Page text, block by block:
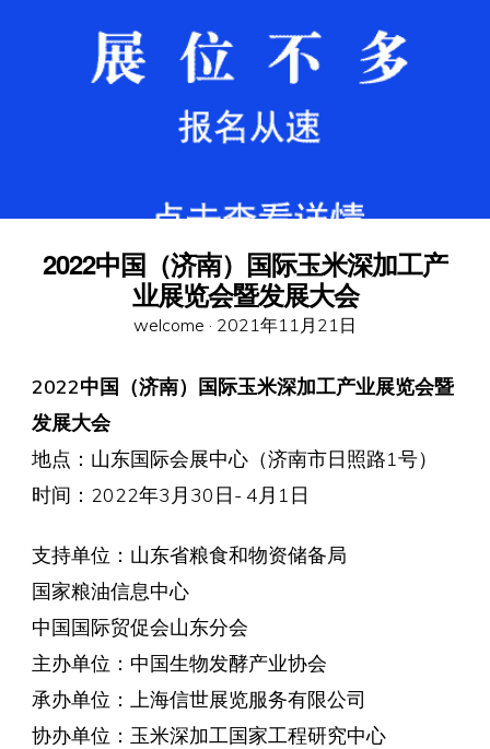
2022中国（济南）国际玉米深加工产
业展览会暨发展大会
welcome · Posted
2021年11月21日
2022中国（济南）国际玉米深加工产业展览会暨
发展大会
地点：山东国际会展中心（济南市日照路1号）
时间：2022年3月30日- 4月1日
支持单位：山东省粮食和物资储备局
国家粮油信息中心
中国国际贸促会山东分会
主办单位：中国生物发酵产业协会
承办单位：上海信世展览服务有限公司
协办单位：玉米深加工国家工程研究中心